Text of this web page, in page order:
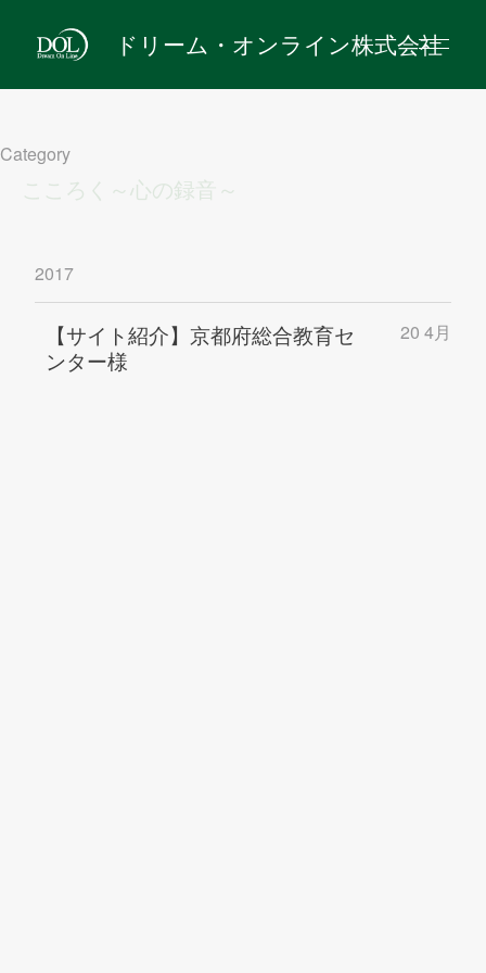
ドリーム・オンライン株式会社
Category
こころく～心の録音～
2017
【サイト紹介】京都府総合教育セ
ンター様
20 4月